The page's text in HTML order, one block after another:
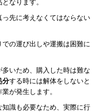
なります。
っ先に考えなくてはならない
の運び出しや運搬は困難に
いため、購入した時は難な
分する時には解体をしないと
が発生します。
識も必要なため、実際に行